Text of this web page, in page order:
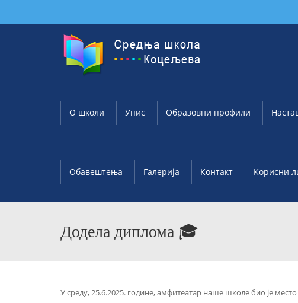
О школи Упис Образовни профили
Обавештења Галерија Контакт Корисни
Додела диплома 🎓
У среду, 25.6.2025. године, амфитеатар наше школе био је